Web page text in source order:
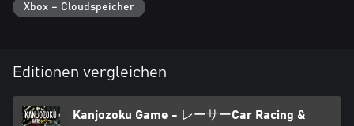
Xbox – Cloudspeicher
Editionen vergleichen
Kanjozoku Game - レーサーCar Racing &